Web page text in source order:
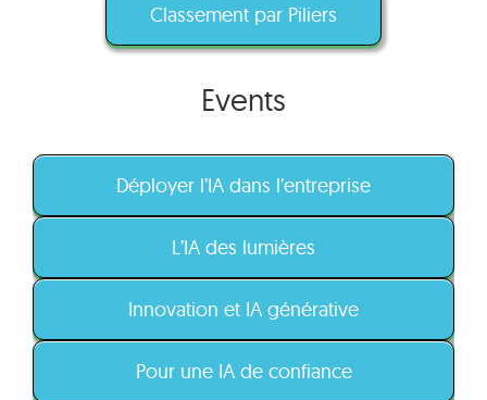
Classement par Piliers
Events
Déployer l’IA dans l’entreprise
L’IA des lumières
Innovation et IA générative
Pour une IA de confiance